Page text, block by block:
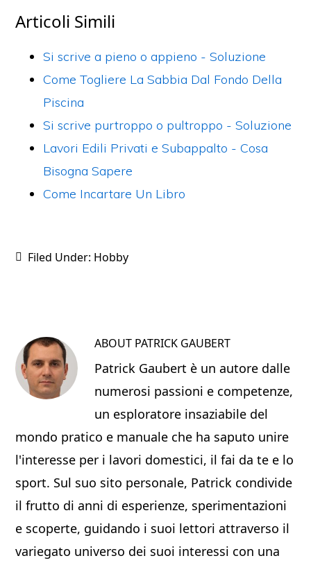
c
e
b
o
o
k
itt
er
er
e
st
vi
di
Articoli Simili
Si scrive a pieno o appieno​ - Soluzione
Come Togliere La Sabbia Dal Fondo Della
Piscina
Si scrive purtroppo o pultroppo​ - Soluzione
Lavori Edili Privati e Subappalto - Cosa
Bisogna Sapere
Come Incartare Un Libro
Filed Under: Hobby
ABOUT PATRICK GAUBERT
Patrick Gaubert è un autore dalle
numerosi passioni e competenze,
un esploratore insaziabile del
mondo pratico e manuale che ha saputo unire
l'interesse per i lavori domestici, il fai da te e lo
sport. Sul suo sito personale, Patrick condivide
il frutto di anni di esperienze, sperimentazioni
e scoperte, guidando i suoi lettori attraverso il
variegato universo dei suoi interessi con una